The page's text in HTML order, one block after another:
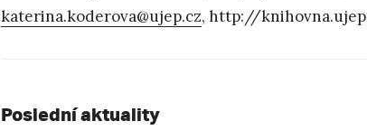
katerina.koderova@ujep.cz, http://
Poslední aktuality